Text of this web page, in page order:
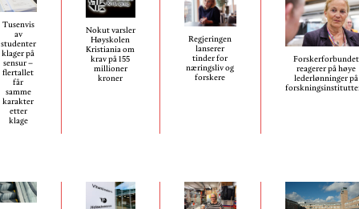
Tusenvis
av
studenter
klager på
sensur –
flertallet
får
samme
karakter
etter
klage
Nokut varsler
Høyskolen
Kristiania om
krav på 155
millioner
kroner
Regjeringen
lanserer
tinder for
næringsliv og
forskere
Forskerforbundet
reagerer på høye
lederlønninger på